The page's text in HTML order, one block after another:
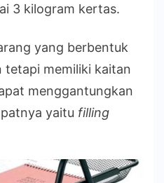
3 kilogram kertas.
yang berbentuk
tetapi memiliki kaitan
menggantungkan
yaitu filling